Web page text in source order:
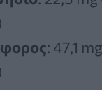
: 47,1